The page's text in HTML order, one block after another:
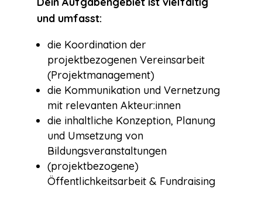
und umfasst:
die Koordination der
projektbezogenen Vereinsarbeit
(Projektmanagement)
die Kommunikation und Vernetzung
mit relevanten Akteur:innen
die inhaltliche Konzeption, Planung
und Umsetzung von
Bildungsveranstaltungen
(projektbezogene)
Öffentlichkeitsarbeit & Fundraising